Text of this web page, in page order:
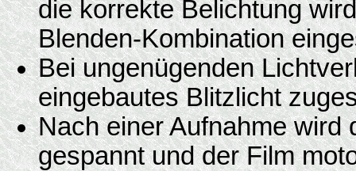
die korrekte Belichtung
Blenden-Kombination
Bei ungenügenden
eingebautes Blitzlicht
Nach einer Aufnahme wird
gespannt und der Film